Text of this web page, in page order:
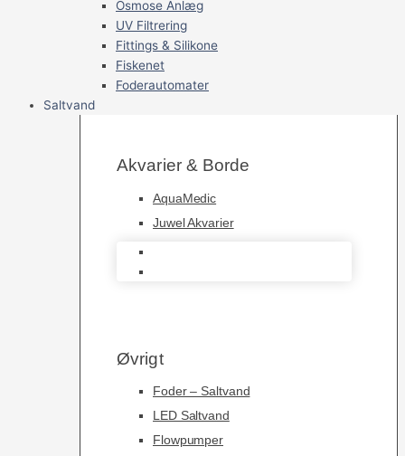
Osmose Anlæg
UV Filtrering
Fittings & Silikone
Fiskenet
Foderautomater
Saltvand
Akvarier & Borde
AquaMedic
Juwel Akvarier
Øvrigt
Foder – Saltvand
LED Saltvand
Flowpumper